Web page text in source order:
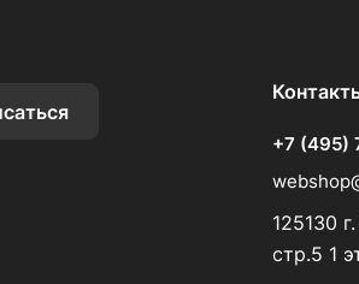
+7 (495)
125130
стр.5 1